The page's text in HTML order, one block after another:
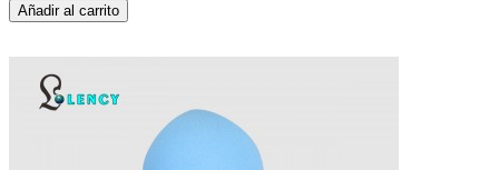
Añadir al carrito